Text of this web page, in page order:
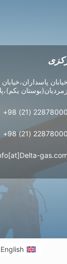
خیابان
زمردیان(بوستان
22878000 (21) 98+
22878000 (21) 98+
gas.com
English